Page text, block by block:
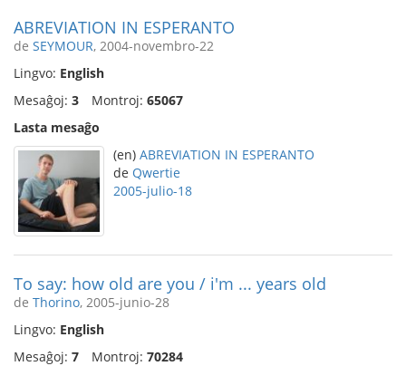
ABREVIATION IN ESPERANTO
de SEYMOUR, 2004-novembro-22
Lingvo: English
Mesaĝoj: 3 Montroj: 65067
Lasta mesaĝo
(en) ABREVIATION IN ESPERANTO
de Qwertie
2005-julio-18
To say: how old are you / i'm ... years old
de Thorino, 2005-junio-28
Lingvo: English
Mesaĝoj: 7 Montroj: 70284